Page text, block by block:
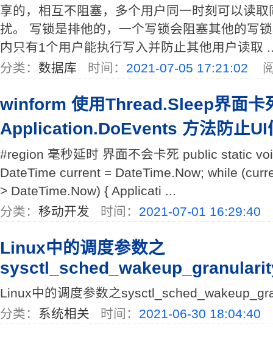
享的，相互不阻塞，多个用户同一时刻可以读
扰。 写锁是排他的，一个写锁会阻塞其他的写
内只有1个用户能执行写入并防止其他用户读取
分类： 数据库 时间： 2021-07-05 17:21:02 阅
winform 使用Thread.Sleep界面卡
Application.DoEvents 方法防止UI
#region 毫秒延时 界面不会卡死 public static
DateTime current = DateTime.Now; while
> DateTime.Now) { Applicati ...
分类： 移动开发 时间： 2021-07-01 16:29:40
Linux中的调度参数之
Linux中的调度参数之
分类： 系统相关 时间： 2021-06-30 18:04:40